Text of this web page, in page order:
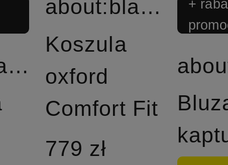
about:blank
about:blank
Koszula
oxford
Comfort Fit
779 zł
+